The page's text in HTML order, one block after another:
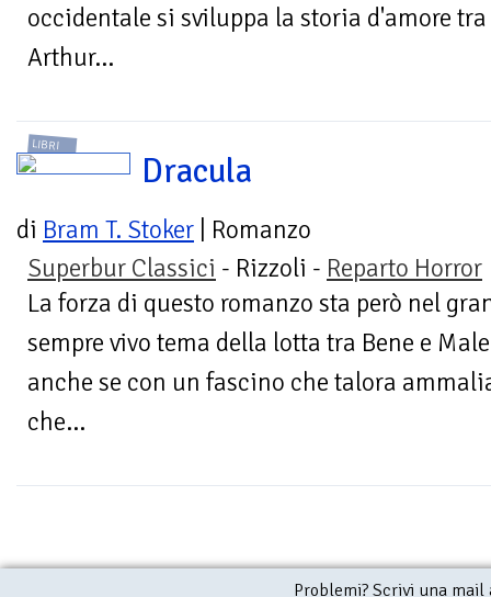
occidentale si sviluppa la storia d'amore
Arthur...
LIBRI
Dracula
di Bram T. Stoker | Romanzo
Superbur Classici - Rizzoli - Reparto Horror
La forza di questo romanzo sta però nel
sempre vivo tema della lotta tra Bene e
anche se con un fascino che talora
che...
Problemi? Scrivi una